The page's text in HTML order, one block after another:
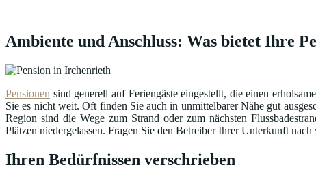
Ambiente und Anschluss: Was bietet Ihre
Pensionen sind generell auf Feriengäste eingestellt, die einen
Sie es nicht weit. Oft finden Sie auch in unmittelbarer Nähe gut
Region sind die Wege zum Strand oder zum nächsten
Plätzen niedergelassen. Fragen Sie den Betreiber Ihrer Unterkunft
Ihren Bedürfnissen verschrieben